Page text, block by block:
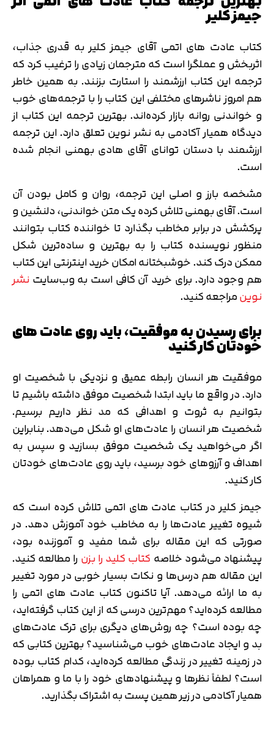
جیمز کلیر
کتاب عادت های اتمی آقای جیمز کلیر به قدری جذاب،
اثربخش و عملگرا است که مترجمان زیادی را ترغیب کرد که
ترجمه این کتاب ارزشمند را استارت بزنند. به همین خاطر
هم امروز ناشرهای مختلفی این کتاب را با ترجمه‌های خوب
و خواندنی روانه بازار کرده‌اند. بهترین ترجمه این کتاب از
دیدگاه همیار آکادمی به نشر نوین تعلق دارد. این ترجمه
ارزشمند با دستان توانای آقای هادی بهمنی انجام شده
است.
مشخصه بارز و اصلی این ترجمه، روان و کامل بودن آن
است. آقای بهمنی تلاش کرده یک متن خواندنی، دلنشین و
پرکشش در برابر مخاطب بگذارد تا خواننده کتاب بتوانند
منظور نویسنده کتاب را به بهترین و ساده‌ترین شکل
ممکن درک کند. خوشبختانه امکان خرید اینترنتی این کتاب
هم وجود دارد. برای خرید آن کافی است به وب‌سایتنشر
نوینمراجعه کنید.
برای رسیدن به موفقیت، باید روی عادت های
خودتان کار کنید
موفقیت هر انسان رابطه عمیق و نزدیکی با شخصیت او
دارد. در واقع ما باید ابتدا شخصیت موفق داشته باشیم تا
بتوانیم به ثروت و اهدافی که مد نظر داریم برسیم.
شخصیت‌ هر انسان را عادت‌های او شکل می‌دهد. بنابراین
اگر می‌خواهید یک شخصیت موفق بسازید و سپس به
اهداف و آرزوهای خود برسید، باید روی عادت‌های خودتان
کار کنید.
جیمز کلیر در کتاب عادت های اتمی تلاش کرده است که
شیوه تغییر عادت‌ها را به مخاطب خود آموزش دهد. در
صورتی که این مقاله برای شما مفید و آموزنده بود،
پیشنهاد می‌شود خلاصه کتاب کلید را بزنرا مطالعه کنید.
این مقاله هم درس‌ها و نکات بسیار خوبی در مورد تغییر
به ما ارائه می‌دهد. آیا تاکنون کتاب عادت های اتمی را
مطالعه کرده‌اید؟ مهم‌ترین درسی که از این کتاب گرفته‌اید،
چه بوده است؟ چه روش‌های دیگری برای ترک عادت‌های
بد و ایجاد عادت‌های خوب می‌شناسید؟ بهترین کتابی که
در زمینه تغییر در زندگی مطالعه کرده‌اید، کدام کتاب بوده
است؟ لطفاً نظرها و پیشنهادهای خود را با ما و همراهان
همیار آکادمی در زیر همین پست به اشتراک بگذارید.